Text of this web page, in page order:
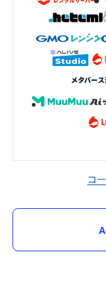
める場合
資料の提
に指定さ
加申込を
ことがで
偽、
するサ
てい
第３項
コ